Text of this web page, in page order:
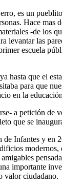
es un
Hace mas
-de los
levantar las
escuela
hasta que el
para que
en la
a petición de
que se
de Infantes y en
modernos,
importante
valor ciudadano.